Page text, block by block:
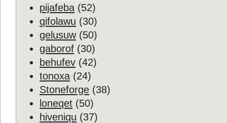
pijafeba (52)
qifolawu (30)
gelusuw(50)
gaborof (30)
behufev (42)
tonoxa (24)
Stoneforge (38)
loneqet (50)
hiveniqu (37)